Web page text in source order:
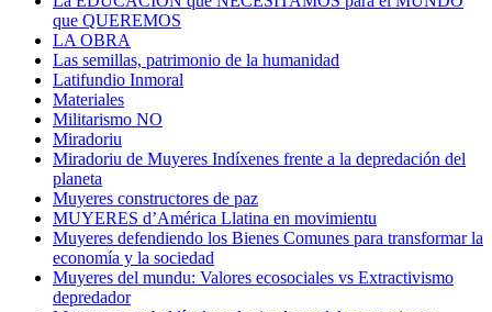
que QUEREMOS
LA OBRA
Las semillas, patrimonio de la humanidad
Latifundio Inmoral
Materiales
Militarismo NO
Miradoriu
Miradoriu de Muyeres Indíxenes frente a la depredación del
planeta
Muyeres constructores de paz
MUYERES d’América Llatina en movimientu
Muyeres defendiendo los Bienes Comunes para transformar la
economía y la sociedad
Muyeres del mundu: Valores ecosociales vs Extractivismo
depredador